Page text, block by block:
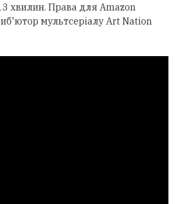
хвилин. Права для Amazon
мультсеріалу Art Nation